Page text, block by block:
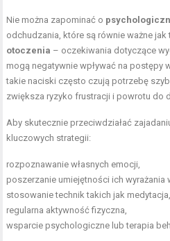
Nie można zapominać o
odchudzania, które są równie ważne jak
otoczenia – oczekiwania dotyczące
mogą negatywnie wpływać na postępy
takie naciski często czują potrzebę
zwiększa ryzyko frustracji i powrotu do
Aby skutecznie przeciwdziałać
kluczowych strategii:
rozpoznawanie własnych emocji,
poszerzanie umiejętności ich wyrażania
stosowanie technik takich jak medytacja,
regularna aktywność fizyczna,
wsparcie psychologiczne lub terapia